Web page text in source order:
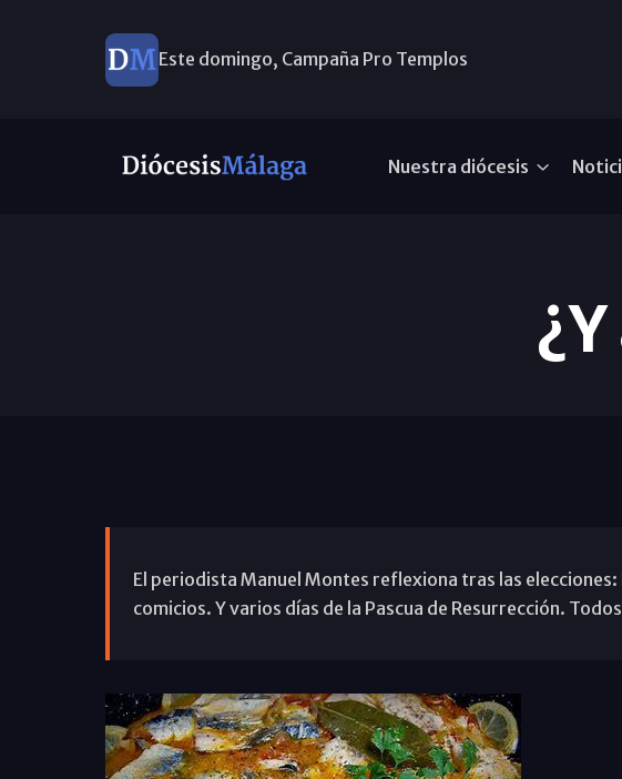
Este domingo, Campaña Pro Templos
Nuestra diócesis
El periodista Manuel Montes reflexiona tras las elecciones:
comicios. Y varios días de la Pascua de Resurrección.